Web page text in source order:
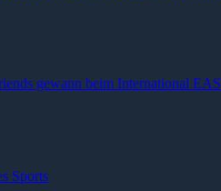
gewann beim International
Sports